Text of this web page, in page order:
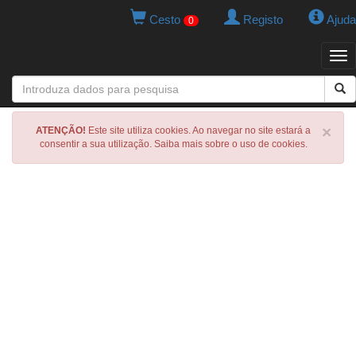
Cesto 0 Registo Ajuda
×
ATENÇÃO! Este site utiliza cookies. Ao navegar no site estará a
consentir a sua utilização. Saiba mais sobre o uso de cookies.